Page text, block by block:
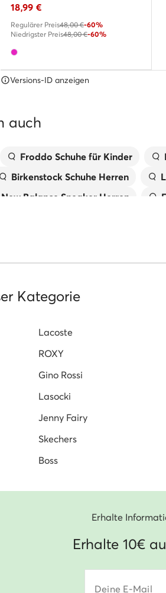
18,99 €
Regulärer Preis48,00 €-60%
Niedrigster Preis48,00 €-60%
Versions-ID anzeigen
auch
Froddo Schuhe für Kinder
Birkenstock Schuhe Herren
New Balance Sneaker Herren
Kategorie
Lacoste
ROXY
Gino Rossi
Lasocki
Jenny Fairy
Skechers
Boss
Erhalte
Erhalte 10€
Deine E-Mail